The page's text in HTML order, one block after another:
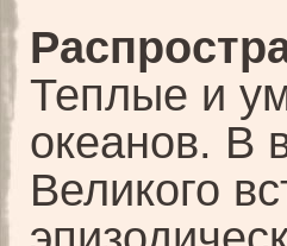
Теплые и
океанов. В
Великого